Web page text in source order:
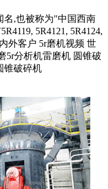
名,也被称为"中国西南
5R4121, 5R4124,
外客户 5r磨机视频 世
5r分析机雷磨机 圆锥破
锥破碎机